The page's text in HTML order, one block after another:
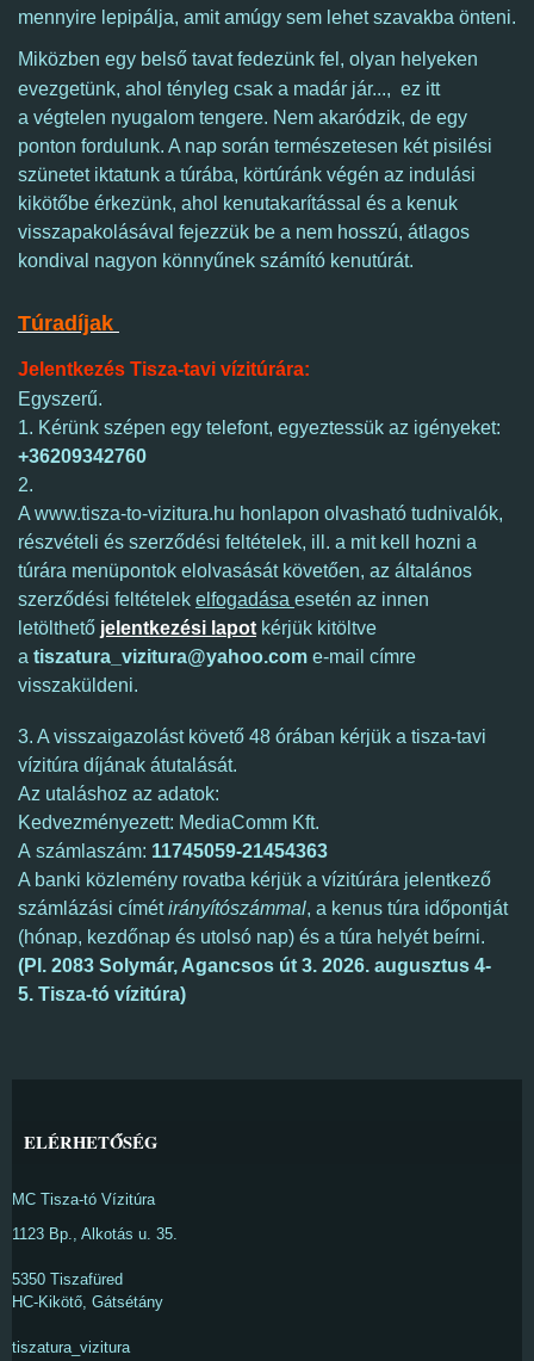
mennyire lepipálja, amit amúgy sem lehet szavakba önteni.
Miközben egy belső tavat fedezünk fel, olyan helyeken
evezgetünk, ahol tényleg csak a madár jár..., ez itt
a végtelen nyugalom tengere. Nem akaródzik, de egy
ponton fordulunk. A nap során természetesen két pisilési
szünetet iktatunk a túrába, körtúránk végén az indulási
kikötőbe érkezünk, ahol kenutakarítással és a kenuk
visszapakolásával fejezzük be a nem hosszú, átlagos
kondival nagyon könnyűnek számító kenutúrát.
Túradíjak
Jelentkezés Tisza-tavi vízitúrára:
Egyszerű.
1. Kérünk szépen egy telefont, egyeztessük az igényeket:
+36209342760
2.
A www.tisza-to-vizitura.hu honlapon olvasható tudnivalók,
részvételi és szerződési feltételek, ill. a mit kell hozni a
túrára menüpontok elolvasását követően, az általános
szerződési feltételek elfogadása esetén az innen
letölthető jelentkezési lapot kérjük kitöltve
a tiszatura_vizitura@yahoo.com e-mail címre
visszaküldeni.
3. A visszaigazolást követő 48 órában kérjük a tisza-tavi
vízitúra díjának átutalását.
Az utaláshoz az adatok:
Kedvezményezett: MediaComm Kft.
A számlaszám: 11745059-21454363
A banki közlemény rovatba kérjük a vízitúrára jelentkező
számlázási címétirányítószámmal, a kenus túra időpontját
(hónap, kezdőnap és utolsó nap) és a túra helyét beírni.
(Pl. 2083 Solymár, Agancsos út 3. 2026. augusztus 4-
5. Tisza-tó vízitúra)
ELÉRHETŐSÉG
MC Tisza-tó Vízitúra
1123 Bp., Alkotás u. 35.
5350 Tiszafüred
HC-Kikötő, Gátsétány
tiszatura_vizitura